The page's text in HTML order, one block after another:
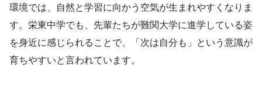
環境では、自然と学習に向かう空気が生まれやすくなりま
す。栄東中学でも、先輩たちが難関大学に進学している姿
を身近に感じられることで、「次は自分も」という意識が
育ちやすいと言われています。